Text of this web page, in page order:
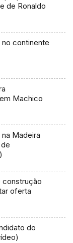
de Ronaldo
continente
Machico
Madeira
construção
oferta
do